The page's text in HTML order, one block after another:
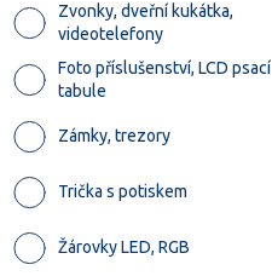
Zvonky, dveřní kukátka,
videotelefony
Foto příslušenství, LCD psací
tabule
Zámky, trezory
Trička s potiskem
Žárovky LED, RGB